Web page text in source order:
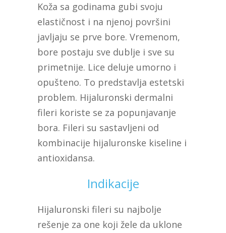
Koža sa godinama gubi svoju
elastičnost i na njenoj površini
javljaju se prve bore. Vremenom,
bore postaju sve dublje i sve su
primetnije. Lice deluje umorno i
opušteno. To predstavlja estetski
problem. Hijaluronski dermalni
fileri koriste se za popunjavanje
bora. Fileri su sastavljeni od
kombinacije hijaluronske kiseline i
antioxidansa.
Indikacije
Hijaluronski fileri su najbolje
rešenje za one koji žele da uklone